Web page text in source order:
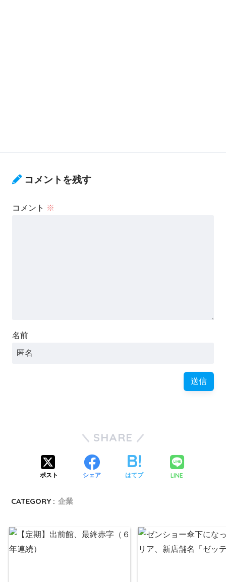
コメントを残す
コメント ※
名前
SHARE
ポスト シェア はてブ LINE
CATEGORY : 企業